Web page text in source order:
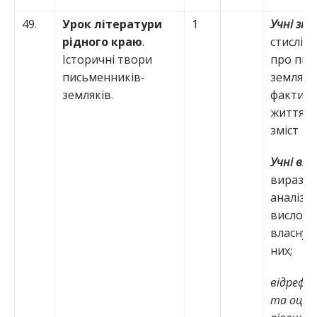
49.
Урок літератури
рідного краю.
Історичні твори
письменників-
земляків.
1
Учні
стислі
про
факти з
життя;
зміст 1
Учні
власну
них;
та